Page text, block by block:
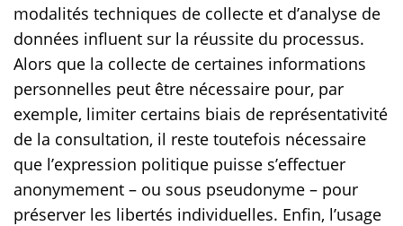
modalités techniques de collecte et d’analyse de
données influent sur la réussite du processus.
Alors que la collecte de certaines informations
personnelles peut être nécessaire pour, par
exemple, limiter certains biais de représentativité
de la consultation, il reste toutefois nécessaire
que l’expression politique puisse s’effectuer
anonymement – ou sous pseudonyme – pour
préserver les libertés individuelles. Enfin, l’usage